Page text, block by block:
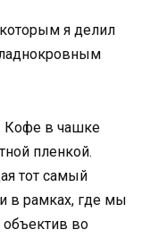
я делил
Кофе в чашке
пленкой.
тот самый
в рамках, где мы
во